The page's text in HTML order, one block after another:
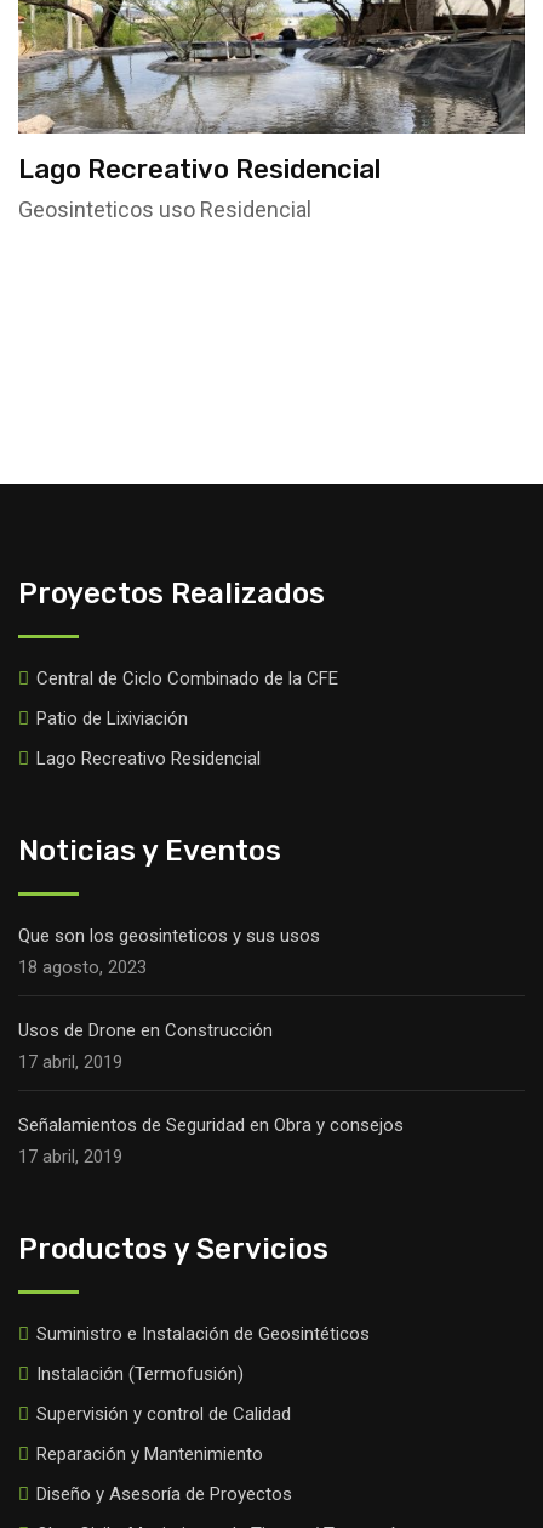
Lago Recreativo Residencial
Geosinteticos uso Residencial
Proyectos Realizados
Central de Ciclo Combinado de la CFE
Patio de Lixiviación
Lago Recreativo Residencial
Noticias y Eventos
Que son los geosinteticos y sus usos
18 agosto, 2023
Usos de Drone en Construcción
17 abril, 2019
Señalamientos de Seguridad en Obra y consejos
17 abril, 2019
Productos y Servicios
Suministro e Instalación de Geosintéticos
Instalación (Termofusión)
Supervisión y control de Calidad
Reparación y Mantenimiento
Diseño y Asesoría de Proyectos